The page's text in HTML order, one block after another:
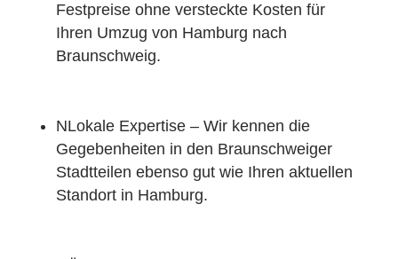
Festpreise ohne versteckte Kosten für
Ihren Umzug von Hamburg nach
Braunschweig.
NLokale Expertise – Wir kennen die
Gegebenheiten in den Braunschweiger
Stadtteilen ebenso gut wie Ihren aktuellen
Standort in Hamburg.